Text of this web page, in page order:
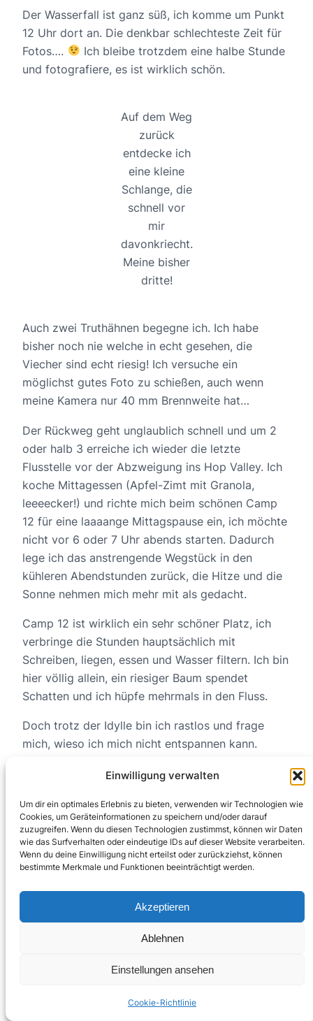
Einwilligung verwalten
Um dir ein optimales Erlebnis zu bieten, verwenden wir Technologien wie
Cookies, um Geräteinformationen zu speichern und/oder darauf
zuzugreifen. Wenn du diesen Technologien zustimmst, können wir Daten
wie das Surfverhalten oder eindeutige IDs auf dieser Website verarbeiten.
Wenn du deine Einwilligung nicht erteilst oder zurückziehst, können
bestimmte Merkmale und Funktionen beeinträchtigt werden.
Akzeptieren
Ablehnen
Einstellungen ansehen
Cookie-Richtlinie
Der Wasserfall ist ganz süß, ich komme um Punkt
12 Uhr dort an. Die denkbar schlechteste Zeit für
Fotos….
Ich bleibe trotzdem eine halbe Stunde
und fotografiere, es ist wirklich schön.
Auf dem Weg
zurück
entdecke ich
eine kleine
Schlange, die
schnell vor
mir
davonkriecht.
Meine bisher
dritte!
Auch zwei Truthähnen begegne ich. Ich habe
bisher noch nie welche in echt gesehen, die
Viecher sind echt riesig! Ich versuche ein
möglichst gutes Foto zu schießen, auch wenn
meine Kamera nur 40 mm Brennweite hat…
Der Rückweg geht unglaublich schnell und um 2
oder halb 3 erreiche ich wieder die letzte
Flusstelle vor der Abzweigung ins Hop Valley. Ich
koche Mittagessen (Apfel-Zimt mit Granola,
leeeecker!) und richte mich beim schönen Camp
12 für eine laaaange Mittagspause ein, ich möchte
nicht vor 6 oder 7 Uhr abends starten. Dadurch
lege ich das anstrengende Wegstück in den
kühleren Abendstunden zurück, die Hitze und die
Sonne nehmen mich mehr mit als gedacht.
Camp 12 ist wirklich ein sehr schöner Platz, ich
verbringe die Stunden hauptsächlich mit
Schreiben, liegen, essen und Wasser filtern. Ich bin
hier völlig allein, ein riesiger Baum spendet
Schatten und ich hüpfe mehrmals in den Fluss.
Doch trotz der Idylle bin ich rastlos und frage
mich, wieso ich mich nicht entspannen kann.
dem Alleinsein zu tun, es ist echt seltsam. Generell
fällt es mir hier schwer, abzuschalten. Ich bin
alleine, die Natur „flasht“ mich nicht so und
dadurch kreisen meine Gedanken die ganze Zeit
um Probleme. Wieso ich kein Wasser hinterlegt
habe. Wie anstrengend es sein wird, mit 6,5 Liter
zu wandern. Wie ich morgen 20 km mit nur 4
Litern Wasser schaffen soll. Und so weiter… Nichts
lenkt mich richtig von meinen Sorgen ab. Und
dann wird man zusätzlich auch noch die ganze
Hier kann mans wirklich aushalten!